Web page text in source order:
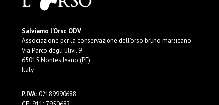
Salviamo l’Orso ODV
Associazione per la conservazione dell’orso bruno marsicano
Via Parco degli Ulivi, 9
65015 Montesilvano (PE)
Italy
P.IVA:02189990688